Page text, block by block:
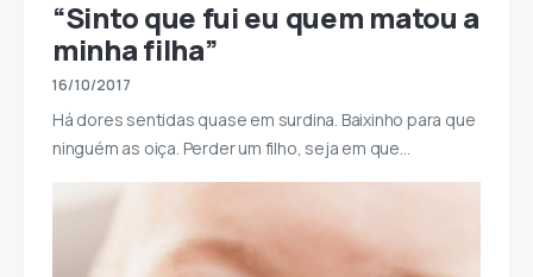
“Sinto que fui eu quem matou a
minha filha”
16/10/2017
Há dores sentidas quase em surdina. Baixinho para que
ninguém as oiça. Perder um filho, seja em que…